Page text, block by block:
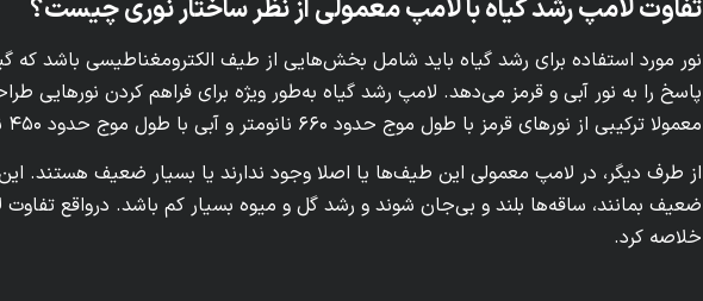
تفاوت لامپ رشد گیاه با لامپ معمولی از نظر ساختار نوری چیست؟
نور مورد استفاده برای رشد گیاه باید شامل بخش‌هایی از طیف الکترومغناطیسی باشد که
پاسخ را به نور آبی و قرمز می‌دهد. لامپ رشد گیاه به‌طور ویژه برای فراهم کردن
معمولا ترکیبی از نورهای قرمز با طول موج حدود ۶۶۰ نانومتر و آبی با طول موج حدود ۴۵۰ نانومتر دارند.
از طرف دیگر، در لامپ معمولی این طیف‌ها یا اصلا وجود ندارند یا بسیار ضعیف هستند.
ضعیف بمانند، ساقه‌ها بلند و بی‌جان شوند و رشد گل و میوه بسیار کم باشد. درواقع
خلاصه کرد.